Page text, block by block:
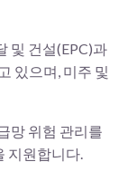
및 건설(EPC)과
있으며, 미주 및
망 위험 관리를
지원합니다.